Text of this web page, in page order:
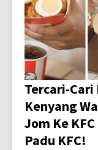
Tercari-
Kenyang
Jom Ke
Padu KFC!